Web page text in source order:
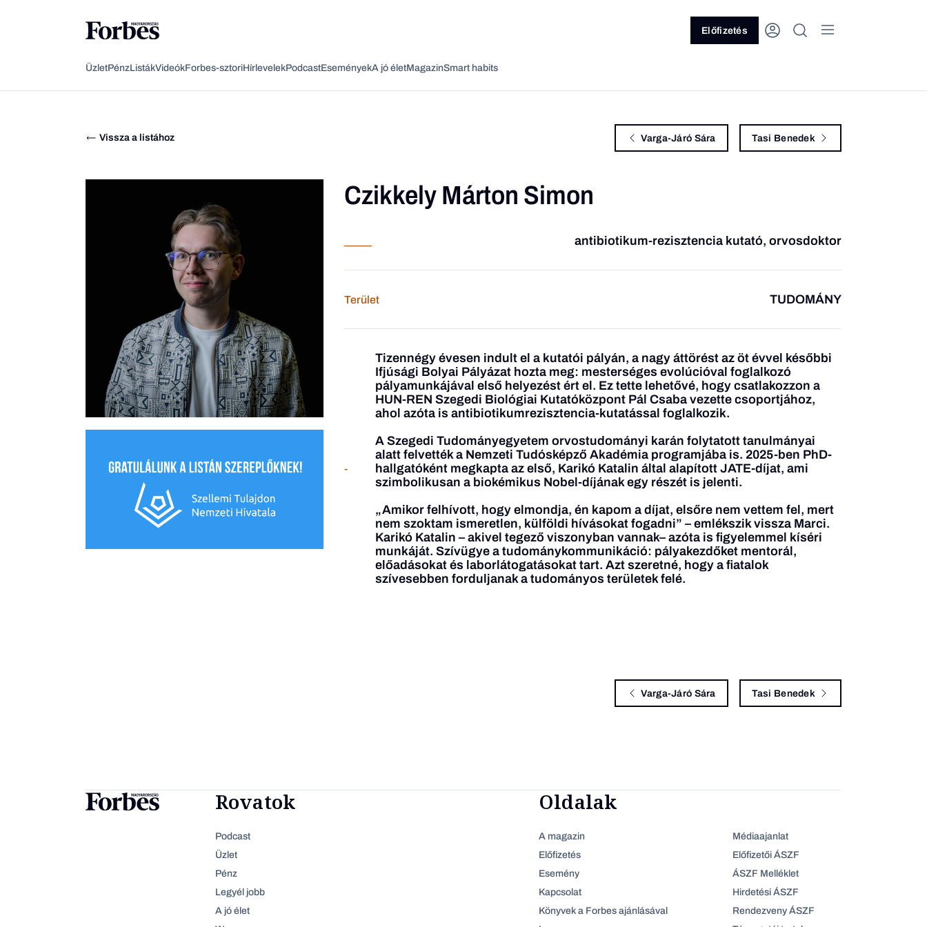
Vagy fedezze fel a következő témákat
Előfizetés
ÜzletPénzListákVideókForbes-sztoriHírlevelekPodcastEseményekA jó életMagazinSmart habits
Vissza a listához Varga-Járó Sára Tasi Benedek
Czikkely Márton Simon
antibiotikum-rezisztencia kutató, orvosdoktor
Terület TUDOMÁNY
-
Tizennégy évesen indult el a kutatói pályán, a nagy áttörést az öt évvel későbbi
Ifjúsági Bolyai Pályázat hozta meg: mesterséges evolúcióval foglalkozó
pályamunkájával első helyezést ért el. Ez tette lehetővé, hogy csatlakozzon a
HUN-REN Szegedi Biológiai Kutatóközpont Pál Csaba vezette csoportjához,
ahol azóta is antibiotikumrezisztencia-kutatással foglalkozik.
A Szegedi Tudományegyetem orvostudományi karán folytatott tanulmányai
alatt felvették a Nemzeti Tudósképző Akadémia programjába is. 2025-ben PhD-
hallgatóként megkapta az első, Karikó Katalin által alapított JATE-díjat, ami
szimbolikusan a biokémikus Nobel-díjának egy részét is jelenti.
„Amikor felhívott, hogy elmondja, én kapom a díjat, elsőre nem vettem fel, mert
nem szoktam ismeretlen, külföldi hívásokat fogadni” – emlékszik vissza Marci.
Karikó Katalin – akivel tegező viszonyban vannak– azóta is figyelemmel kíséri
munkáját. Szívügye a tudománykommunikáció: pályakezdőket mentorál,
előadásokat és laborlátogatásokat tart. Azt szeretné, hogy a fiatalok
szívesebben forduljanak a tudományos területek felé.
Varga-Járó Sára Tasi Benedek
Rovatok
Podcast
Üzlet
Pénz
Legyél jobb
A jó élet
Oldalak
A magazin
Előfizetés
Esemény
Kapcsolat
Könyvek a Forbes ajánlásával
Médiaajanlat
Előfizetői ÁSZF
ÁSZF Melléklet
Hirdetési ÁSZF
Rendezveny ÁSZF